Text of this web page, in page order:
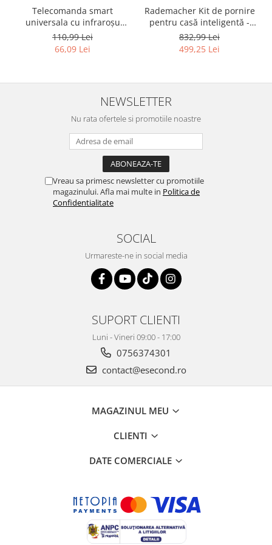
Igiena si ingrijire
Jucarii si Jocuri
Maternitate
Castroane si adapatori animale
Igiena animale de companie
Mobila si transport animale de
PC, Periferice & Software
Componente PC
Retelistica & Supraveghere
Servere, Componente & UPS
Sport & Activitati in aer liber
Accesorii antrenament
Articole Voiaj
Audio HI-FI & Profesionale
Camere video si sport
Telecomanda smart
universala cu infraroșu
Garza Smarthome -
RESIGILAT
110,99 Lei
66,09 Lei
Rademacher Kit de pornire
pentru casă inteligentă -
RESIGILAT
832,99 Lei
499,25 Lei
NEWSLETTER
Nu rata ofertele si promotiile noastre
Vreau sa primesc newsletter cu promotiile
magazinului. Afla mai multe in Politica de
Confidentialitate
SOCIAL
Urmareste-ne in social media
SUPORT CLIENTI
Luni - Vineri 09:00 - 17:00
0756374301
contact@esecond.ro
MAGAZINUL MEU
CLIENTI
DATE COMERCIALE